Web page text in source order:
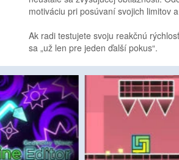
motiváciu pri posúvaní svojich limitov
Ak radi testujete svoju reakčnú
sa „už len pre jeden ďalší pokus“.